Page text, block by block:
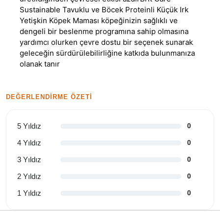
Sustainable Tavuklu ve Böcek Proteinli Küçük Irk
Yetişkin Köpek Maması köpeğinizin sağlıklı ve
dengeli bir beslenme programına sahip olmasına
yardımcı olurken çevre dostu bir seçenek sunarak
geleceğin sürdürülebilirliğine katkıda bulunmanıza
olanak tanır
DEĞERLENDIRME ÖZETI
5 Yıldız 0
4 Yıldız 0
3 Yıldız 0
2 Yıldız 0
1 Yıldız 0